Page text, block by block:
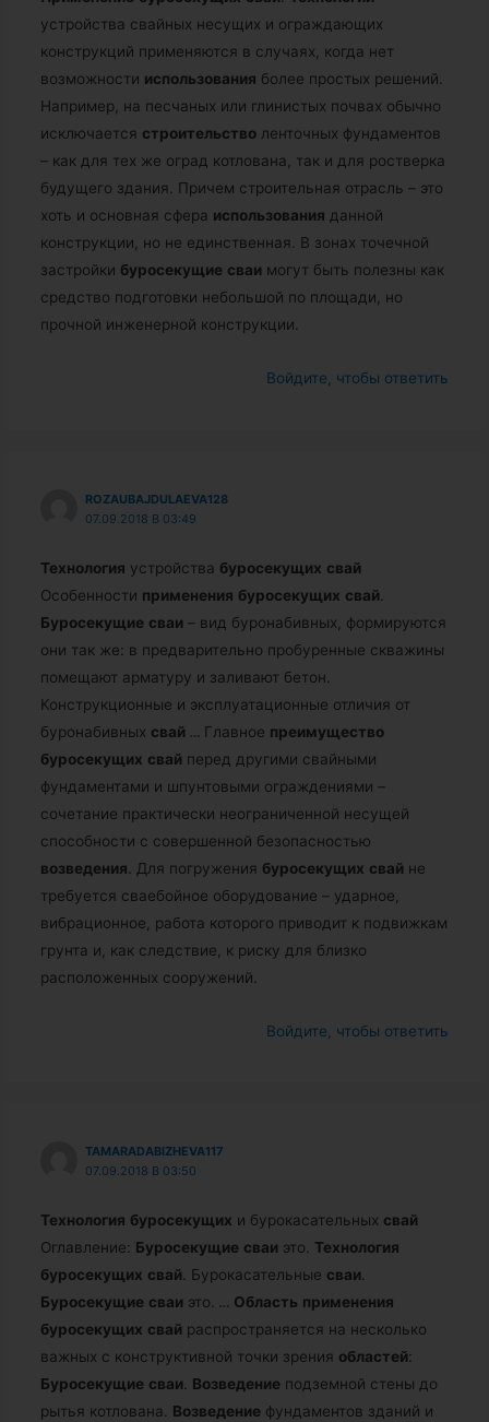
устройства свайных несущих и ограждающих
конструкций применяются в случаях, когда нет
возможности использования более простых решений.
Например, на песчаных или глинистых почвах обычно
исключается строительстволенточных фундаментов
– как для тех же оград котлована, так и для ростверка
будущего здания. Причем строительная отрасль – это
хоть и основная сфера использования данной
конструкции, но не единственная. В зонах точечной
застройки буросекущие сваи могут быть полезны как
средство подготовки небольшой по площади, но
прочной инженерной конструкции.
Войдите, чтобы ответить
ROZAUBAJDULAEVA128
07.09.2018 В 03:49
Технология устройства буросекущих свай
Особенности применения буросекущих свай
Буросекущие сваи – вид буронабивных, формируются
они так же: в предварительно пробуренные скважины
помещают арматуру и заливают бетон.
Конструкционные и эксплуатационные отличия от
буронабивных свай … Главное преимущество
буросекущих свай перед другими свайными
фундаментами и шпунтовыми ограждениями –
сочетание практически неограниченной несущей
способности с совершенной безопасностью
возведения . Для погружения буросекущих свай не
требуется сваебойное оборудование – ударное,
вибрационное, работа которого приводит к подвижкам
грунта и, как следствие, к риску для близко
расположенных сооружений.
Войдите, чтобы ответить
TAMARADABIZHEVA117
07.09.2018 В 03:50
Технология буросекущих и бурокасательных свай
Оглавление: Буросекущие сваи это. Технология
буросекущих свай . Бурокасательные сваи
Буросекущие сваи это. … Область применения
буросекущих свай распространяется на несколько
важных с конструктивной точки зрения областей:
Буросекущие сваи Возведение подземной стены до
рытья котлована. Возведение фундаментов зданий и